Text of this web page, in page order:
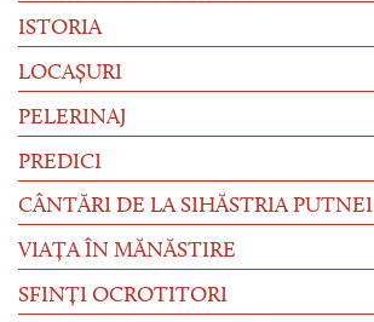
ISTORIA
LOCAȘURI
PELERINAJ
PREDICI
CÂNTĂRI DE LA SIHĂSTRIA PUTNEI
VIAȚA ÎN MĂNĂSTIRE
SFINȚI OCROTITORI